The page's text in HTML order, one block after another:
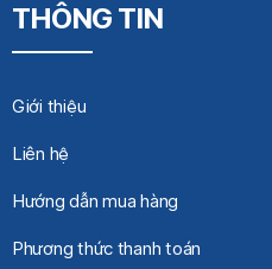
THÔNG TIN
Giới thiệu
Liên hệ
Hướng dẫn mua hàng
Phương thức thanh toán